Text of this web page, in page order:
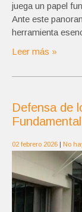
juega un papel
Ante este
herramienta
Leer más »
Defensa de
02 febrero 2026 | No